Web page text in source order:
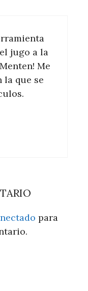
jugo a la
Me
la que se
para